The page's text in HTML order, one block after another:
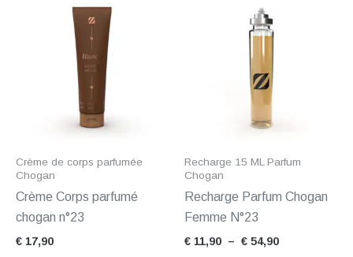
Crème de corps parfumée
Chogan
Crème Corps parfumé
chogan n°23
€ 17,90
Recharge 15 ML Parfum
Chogan
Recharge Parfum Chogan
Femme N°23
€ 11,90 – € 54,90